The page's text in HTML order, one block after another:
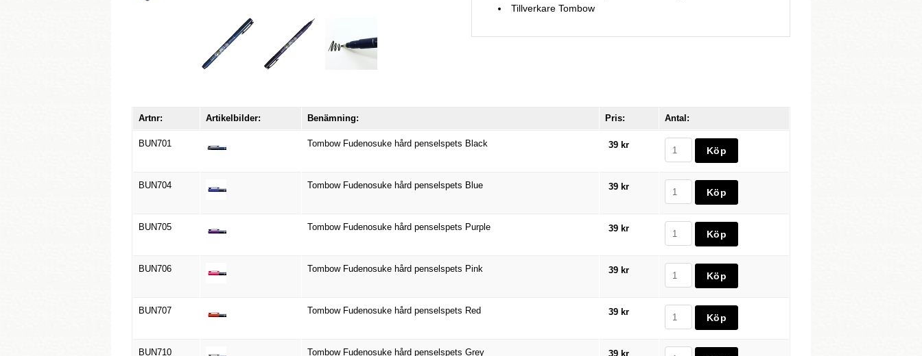
Tillverkare Tombow
Artnr: Artikelbilder: Benämning: Pris: Antal:
BUN701 Tombow Fudenosuke hård penselspets Black 39 kr
BUN704 Tombow Fudenosuke hård penselspets Blue 39 kr
BUN705 Tombow Fudenosuke hård penselspets Purple 39 kr
BUN706 Tombow Fudenosuke hård penselspets Pink 39 kr
BUN707 Tombow Fudenosuke hård penselspets Red 39 kr
BUN710 Tombow Fudenosuke hård penselspets Grey 39 kr